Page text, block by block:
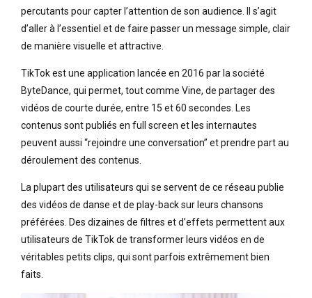
percutants pour capter l’attention de son audience. Il s’agit
d’aller à l’essentiel et de faire passer un message simple, clair
de manière visuelle et attractive.
TikTok est une application lancée en 2016 par la société
ByteDance, qui permet, tout comme Vine, de partager des
vidéos de courte durée, entre 15 et 60 secondes. Les
contenus sont publiés en full screen et les internautes
peuvent aussi “rejoindre une conversation” et prendre part au
déroulement des contenus.
La plupart des utilisateurs qui se servent de ce réseau publie
des vidéos de danse et de play-back sur leurs chansons
préférées. Des dizaines de filtres et d’effets permettent aux
utilisateurs de TikTok de transformer leurs vidéos en de
véritables petits clips, qui sont parfois extrêmement bien
faits.